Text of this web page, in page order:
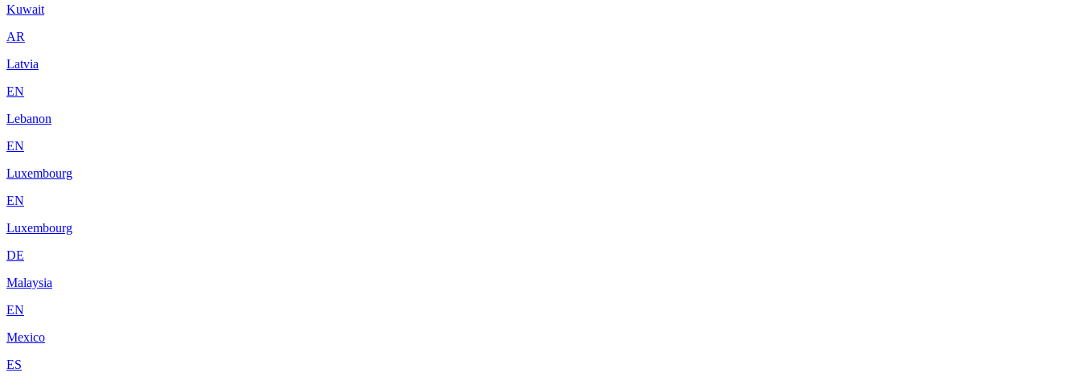
Kuwait
AR
Latvia
EN
Lebanon
EN
Luxembourg
EN
Luxembourg
DE
Malaysia
EN
Mexico
ES